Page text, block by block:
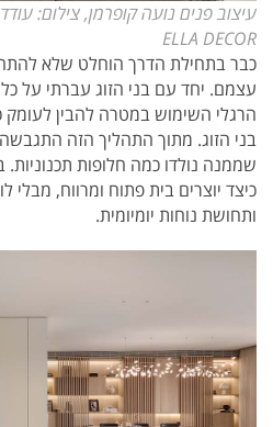
עיצוב פנים נועה קופרמן, צילום:
ELLA DECOR
כבר בתחילת הדרך הוחלט שלא
עצמם. יחד עם בני הזוג עברתי על
הרגלי השימוש במטרה להבין לעומק
בני הזוג. מתוך התהליך הזה
שממנה נולדו כמה חלופות
כיצד יוצרים בית פתוח ומרווח, מבלי
ותחושת נוחות יומיומית.